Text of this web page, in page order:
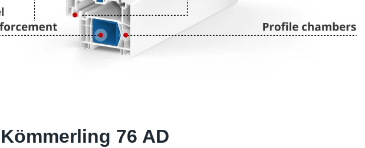
Kömmerling 76 AD